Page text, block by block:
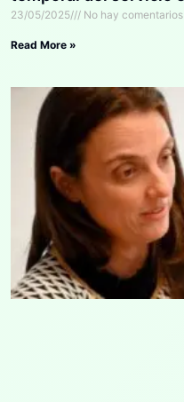
23/05/2025 No hay comentarios
Read More »